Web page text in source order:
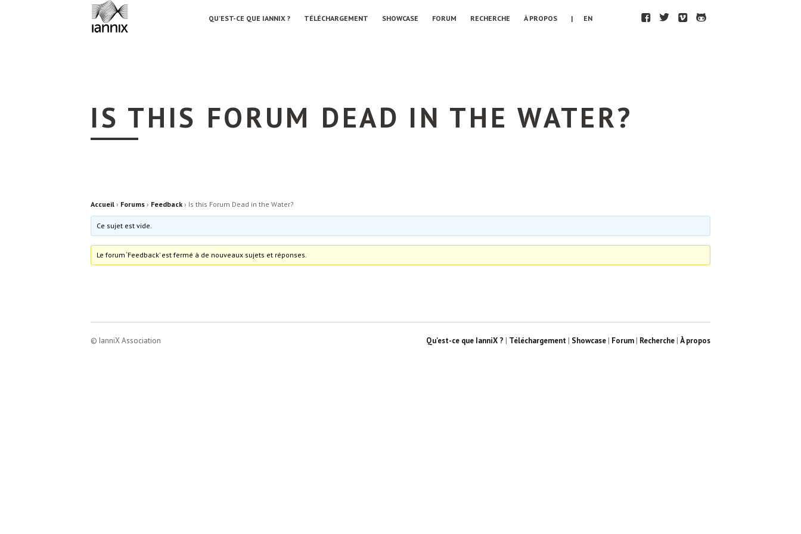
QU’EST-CE QUE IANNIX ? TÉLÉCHARGEMENT SHOWCASE FORUM RECHERCHE À PROPOS | EN F T V H
IS THIS FORUM DEAD IN THE WATER?
Accueil › Forums › Feedback › Is this Forum Dead in the Water?
Ce sujet est vide.
Le forum ‘Feedback’ est fermé à de nouveaux sujets et réponses.
© IanniX Association Qu'est-ce que IanniX ? | Téléchargement | Showcase | Forum | Recherche | À propos